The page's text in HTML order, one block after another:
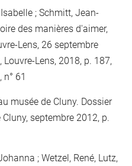
; Schmitt, Jean-
des manières d'aimer,
Lens, 26 septembre
Lens, 2018, p. 187,
61
musée de Cluny. Dossier
septembre 2012, p.
; Wetzel, René, Lutz,